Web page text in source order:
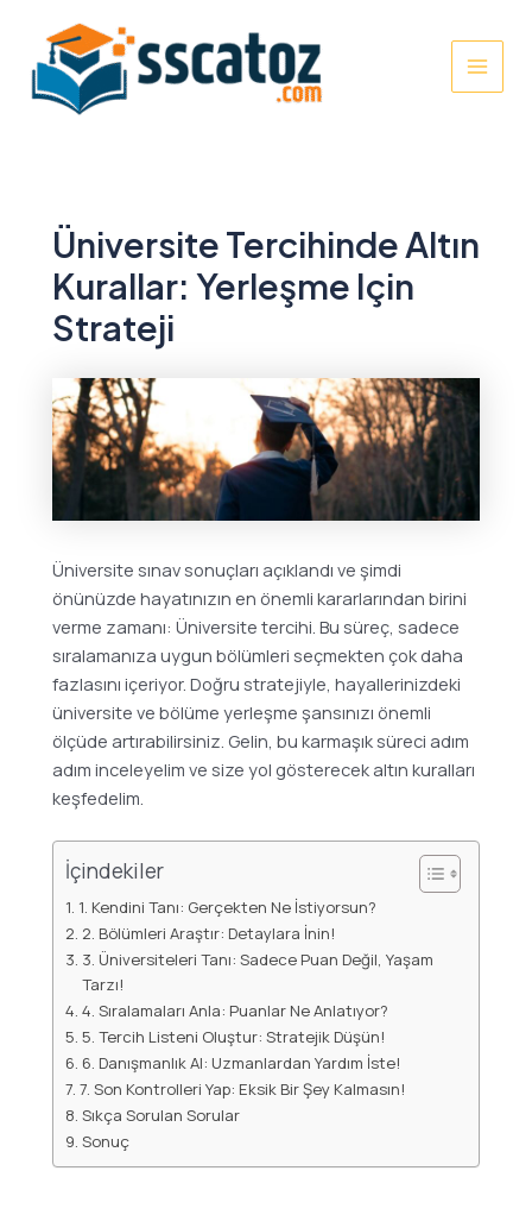
Üniversite Tercihinde Altın
Kurallar: Yerleşme Için
Strateji
Üniversite sınav sonuçları açıklandı ve şimdi
önünüzde hayatınızın en önemli kararlarından birini
verme zamanı: Üniversite tercihi. Bu süreç, sadece
sıralamanıza uygun bölümleri seçmekten çok daha
fazlasını içeriyor. Doğru stratejiyle, hayallerinizdeki
üniversite ve bölüme yerleşme şansınızı önemli
ölçüde artırabilirsiniz. Gelin, bu karmaşık süreci adım
adım inceleyelim ve size yol gösterecek altın kuralları
keşfedelim.
İçindekiler
1. Kendini Tanı: Gerçekten Ne İstiyorsun?
2. Bölümleri Araştır: Detaylara İnin!
3. Üniversiteleri Tanı: Sadece Puan Değil, Yaşam
Tarzı!
4. Sıralamaları Anla: Puanlar Ne Anlatıyor?
5. Tercih Listeni Oluştur: Stratejik Düşün!
6. Danışmanlık Al: Uzmanlardan Yardım İste!
7. Son Kontrolleri Yap: Eksik Bir Şey Kalmasın!
Sıkça Sorulan Sorular
Sonuç